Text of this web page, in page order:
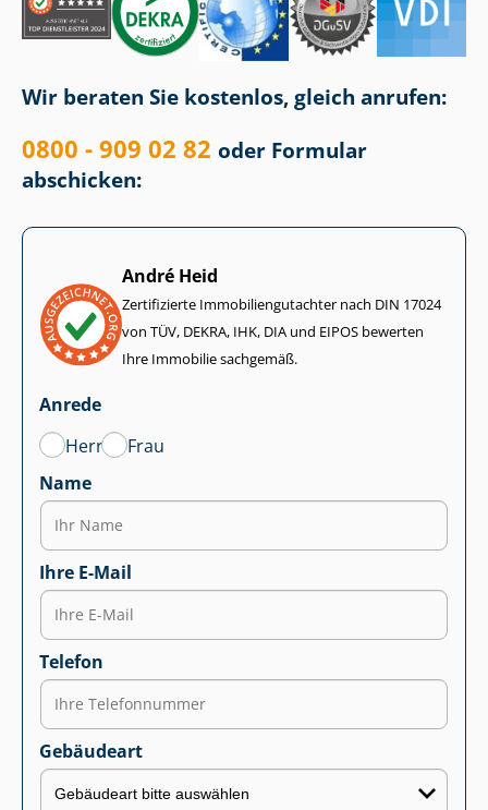
Wir beraten Sie kostenlos, gleich anrufen:
0800 - 909 02 82 oder Formular
abschicken:
André Heid
Zertifizierte Im­mo­bi­li­en­gut­ach­ter nach DIN 17024
von TÜV, DEKRA, IHK, DIA und EIPOS bewerten
Ihre Immobilie sachgemäß.
Anrede
Herr
Frau
Name
Ihre E-Mail
Telefon
Gebäudeart